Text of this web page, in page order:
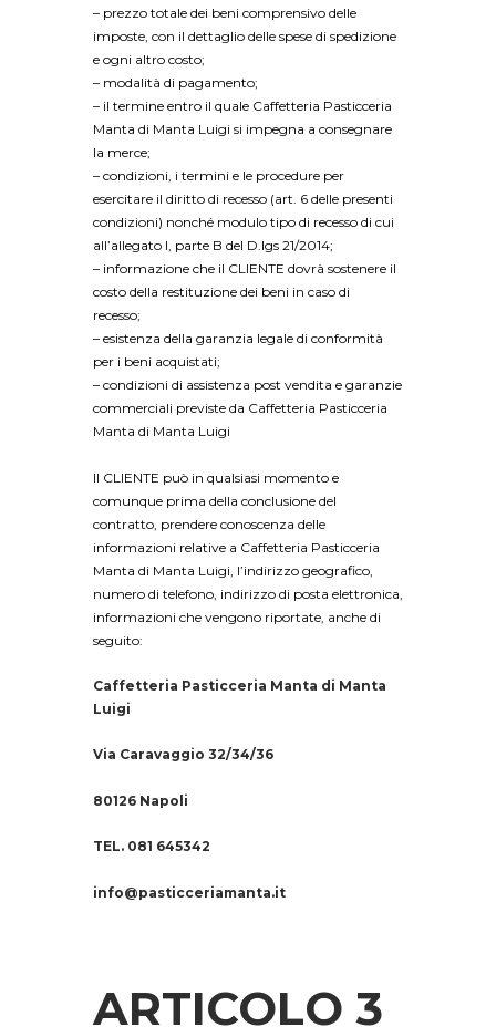
– prezzo totale dei beni comprensivo delle
imposte, con il dettaglio delle spese di spedizione
e ogni altro costo;
– modalità di pagamento;
– il termine entro il quale Caffetteria Pasticceria
Manta di Manta Luigi si impegna a consegnare
la merce;
– condizioni, i termini e le procedure per
esercitare il diritto di recesso (art. 6 delle presenti
condizioni) nonché modulo tipo di recesso di cui
all’allegato I, parte B del D.lgs 21/2014;
– informazione che il CLIENTE dovrà sostenere il
costo della restituzione dei beni in caso di
recesso;
– esistenza della garanzia legale di conformità
per i beni acquistati;
– condizioni di assistenza post vendita e garanzie
commerciali previste da Caffetteria Pasticceria
Manta di Manta Luigi
Il CLIENTE può in qualsiasi momento e
comunque prima della conclusione del
contratto, prendere conoscenza delle
informazioni relative a Caffetteria Pasticceria
Manta di Manta Luigi, l’indirizzo geografico,
numero di telefono, indirizzo di posta elettronica,
informazioni che vengono riportate, anche di
seguito:
Caffetteria Pasticceria Manta di Manta
Luigi
Via Caravaggio 32/34/36
80126 Napoli
TEL. 081 645342
info@pasticceriamanta.it
ARTICOLO 3